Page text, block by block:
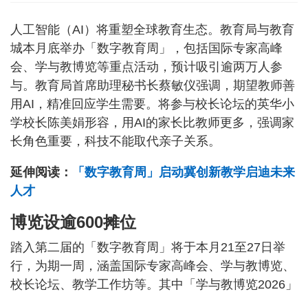
人工智能（AI）将重塑全球教育生态。教育局与教育
城本月底举办「数字教育周」，包括国际专家高峰
会、学与教博览等重点活动，预计吸引逾两万人参
与。教育局首席助理秘书长蔡敏仪强调，期望教师善
用AI，精准回应学生需要。将参与校长论坛的英华小
学校长陈美娟形容，用AI的家长比教师更多，强调家
长角色重要，科技不能取代亲子关系。
延伸阅读：
「数字教育周」启动冀创新教学启迪未来
人才
博览设逾600摊位
踏入第二届的「数字教育周」将于本月21至27日举
行，为期一周，涵盖国际专家高峰会、学与教博览、
校长论坛、教学工作坊等。其中「学与教博览2026」